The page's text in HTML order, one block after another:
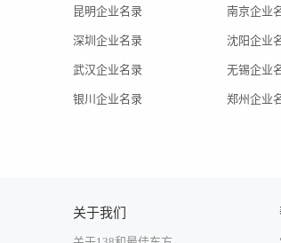
昆明企业名录 南京企业
深圳企业名录 沈阳企业
武汉企业名录 无锡企业
银川企业名录 郑州企业
关于我们